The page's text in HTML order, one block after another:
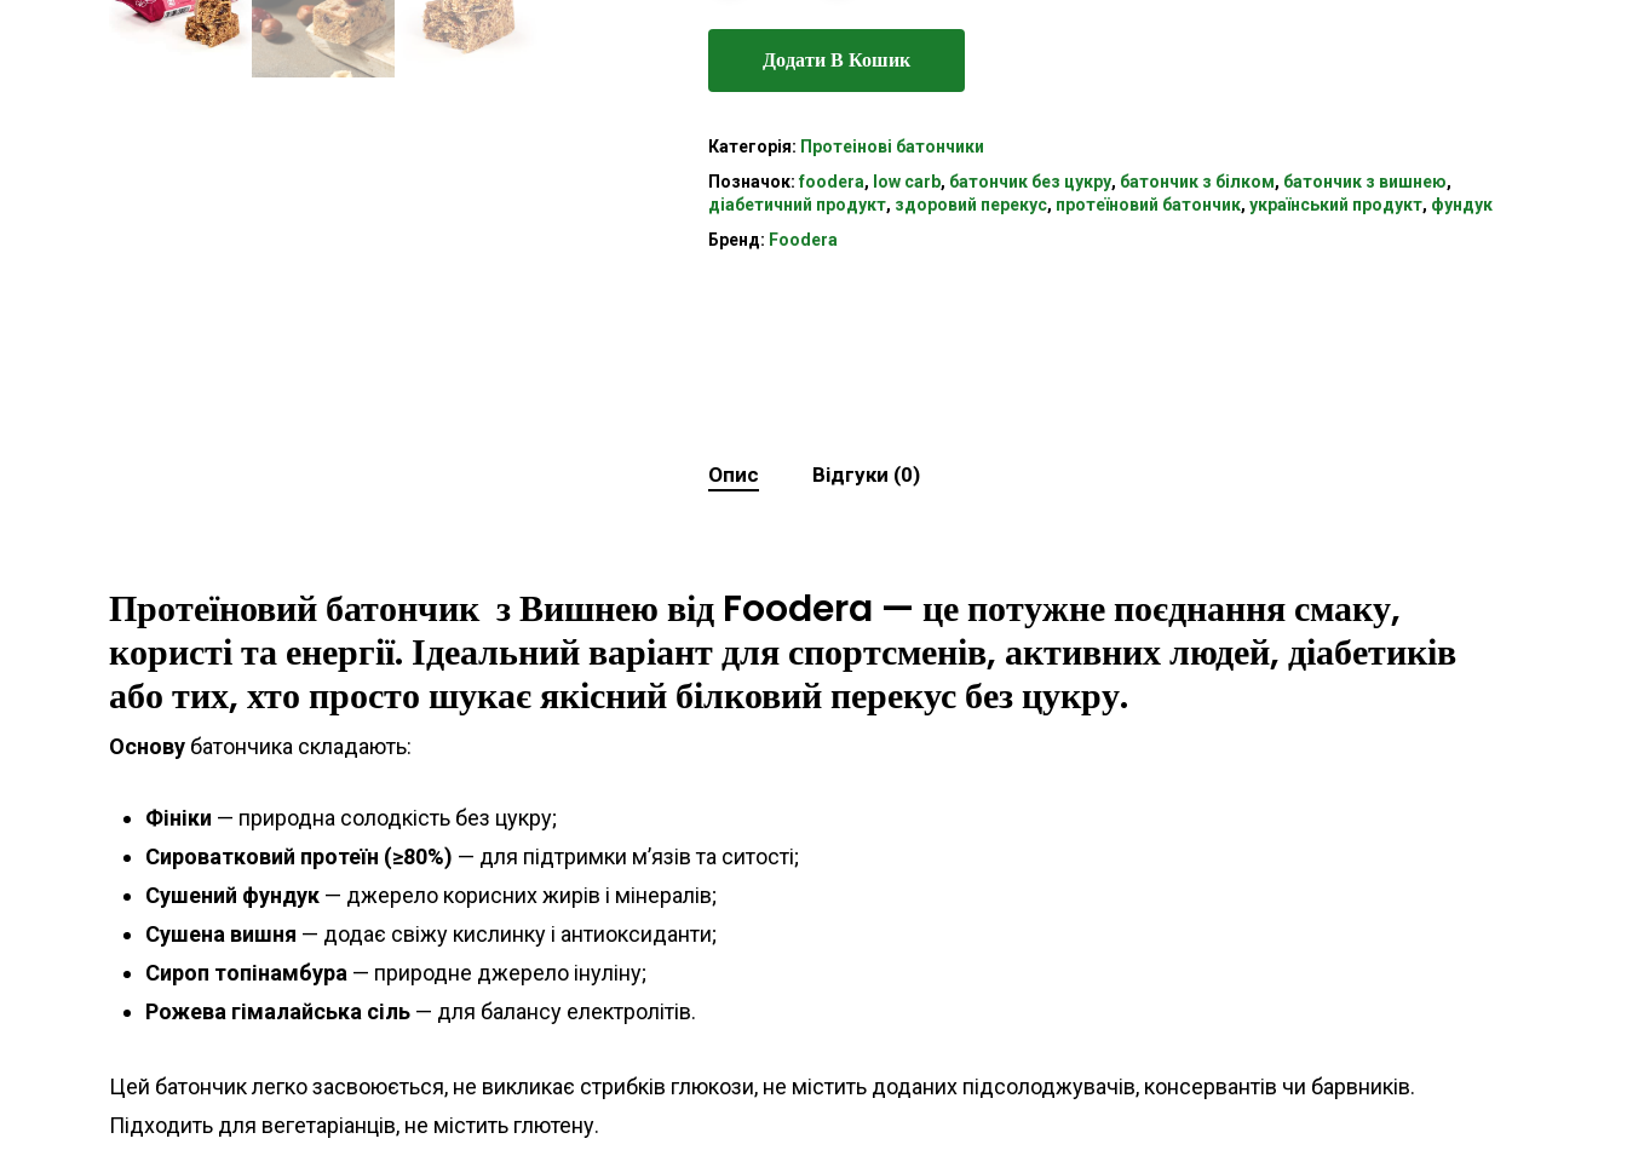
Додати В Кошик
Категорія: Протеінові батончики
Позначок:foodera, low carb, батончик без цукру, батончик з білком, батончик з вишнею,
діабетичний продукт, здоровий перекус, протеїновий батончик, український продукт, фундук
Бренд: Foodera
Опис Відгуки (0)
Протеїновий батончик з Вишнею від Foodera — це потужне поєднання смаку,
користі та енергії. Ідеальний варіант для спортсменів, активних людей, діабетиків
або тих, хто просто шукає якісний білковий перекус без цукру.
Основу батончика складають:
Фініки — природна солодкість без цукру;
Сироватковий протеїн (≥80%) — для підтримки м’язів та ситості;
Сушений фундук — джерело корисних жирів і мінералів;
Сушена вишня — додає свіжу кислинку і антиоксиданти;
Сироп топінамбура — природне джерело інуліну;
Рожева гімалайська сіль — для балансу електролітів.
Цей батончик легко засвоюється, не викликає стрибків глюкози, не містить доданих підсолоджувачів, консервантів чи барвників.
Підходить для вегетаріанців, не містить глютену.